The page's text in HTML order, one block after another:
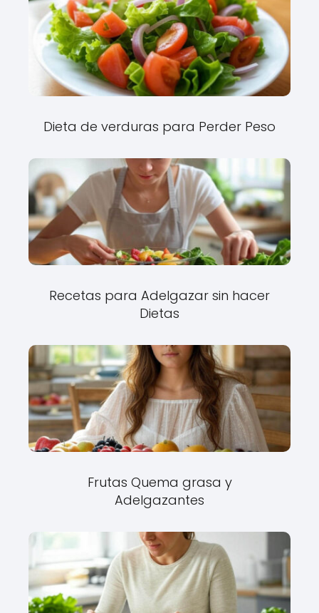
Dieta de verduras para Perder Peso
Recetas para Adelgazar sin hacer
Dietas
Frutas Quema grasa y
Adelgazantes